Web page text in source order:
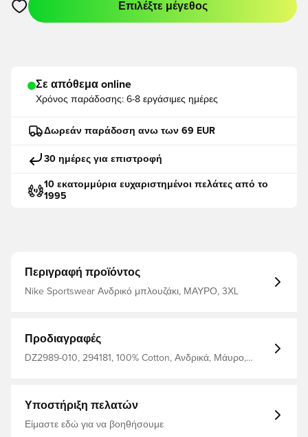
Ανοίγει ένα Modal για να συνδεθείτε ή να εγγραφείτε ως
Επιλέξτε μέγεθος
Σε απόθεμα online
Χρόνος παράδοσης: 6-8 εργάσιμες ημέρες
Δωρεάν παράδοση ανω των 69 EUR
30 ημέρες για επιστροφή
10 εκατομμύρια ευχαριστημένοι πελάτες από το
1995
Περιγραφή προϊόντος
Nike Sportswear Ανδρικό μπλουζάκι, ΜΑΥΡΟ, 3XL
Προδιαγραφές
DZ2989-010, 294181, 100% Cotton, Ανδρικά, Μάυρο,
Υποστήριξη πελατών
Είμαστε εδώ για να βοηθήσουμε